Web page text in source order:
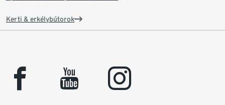
Kerti & erkélybútorok
facebook youtube instagram